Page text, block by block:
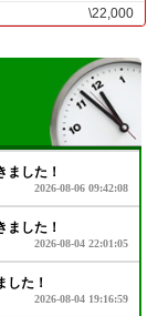
\22,000